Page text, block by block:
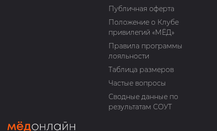
Публичная оферта
Положение о Клубе
привилегий «МЁД»
Правила программы
лояльности
Таблица размеров
Частые вопросы
Сводные данные по
результатам СОУТ